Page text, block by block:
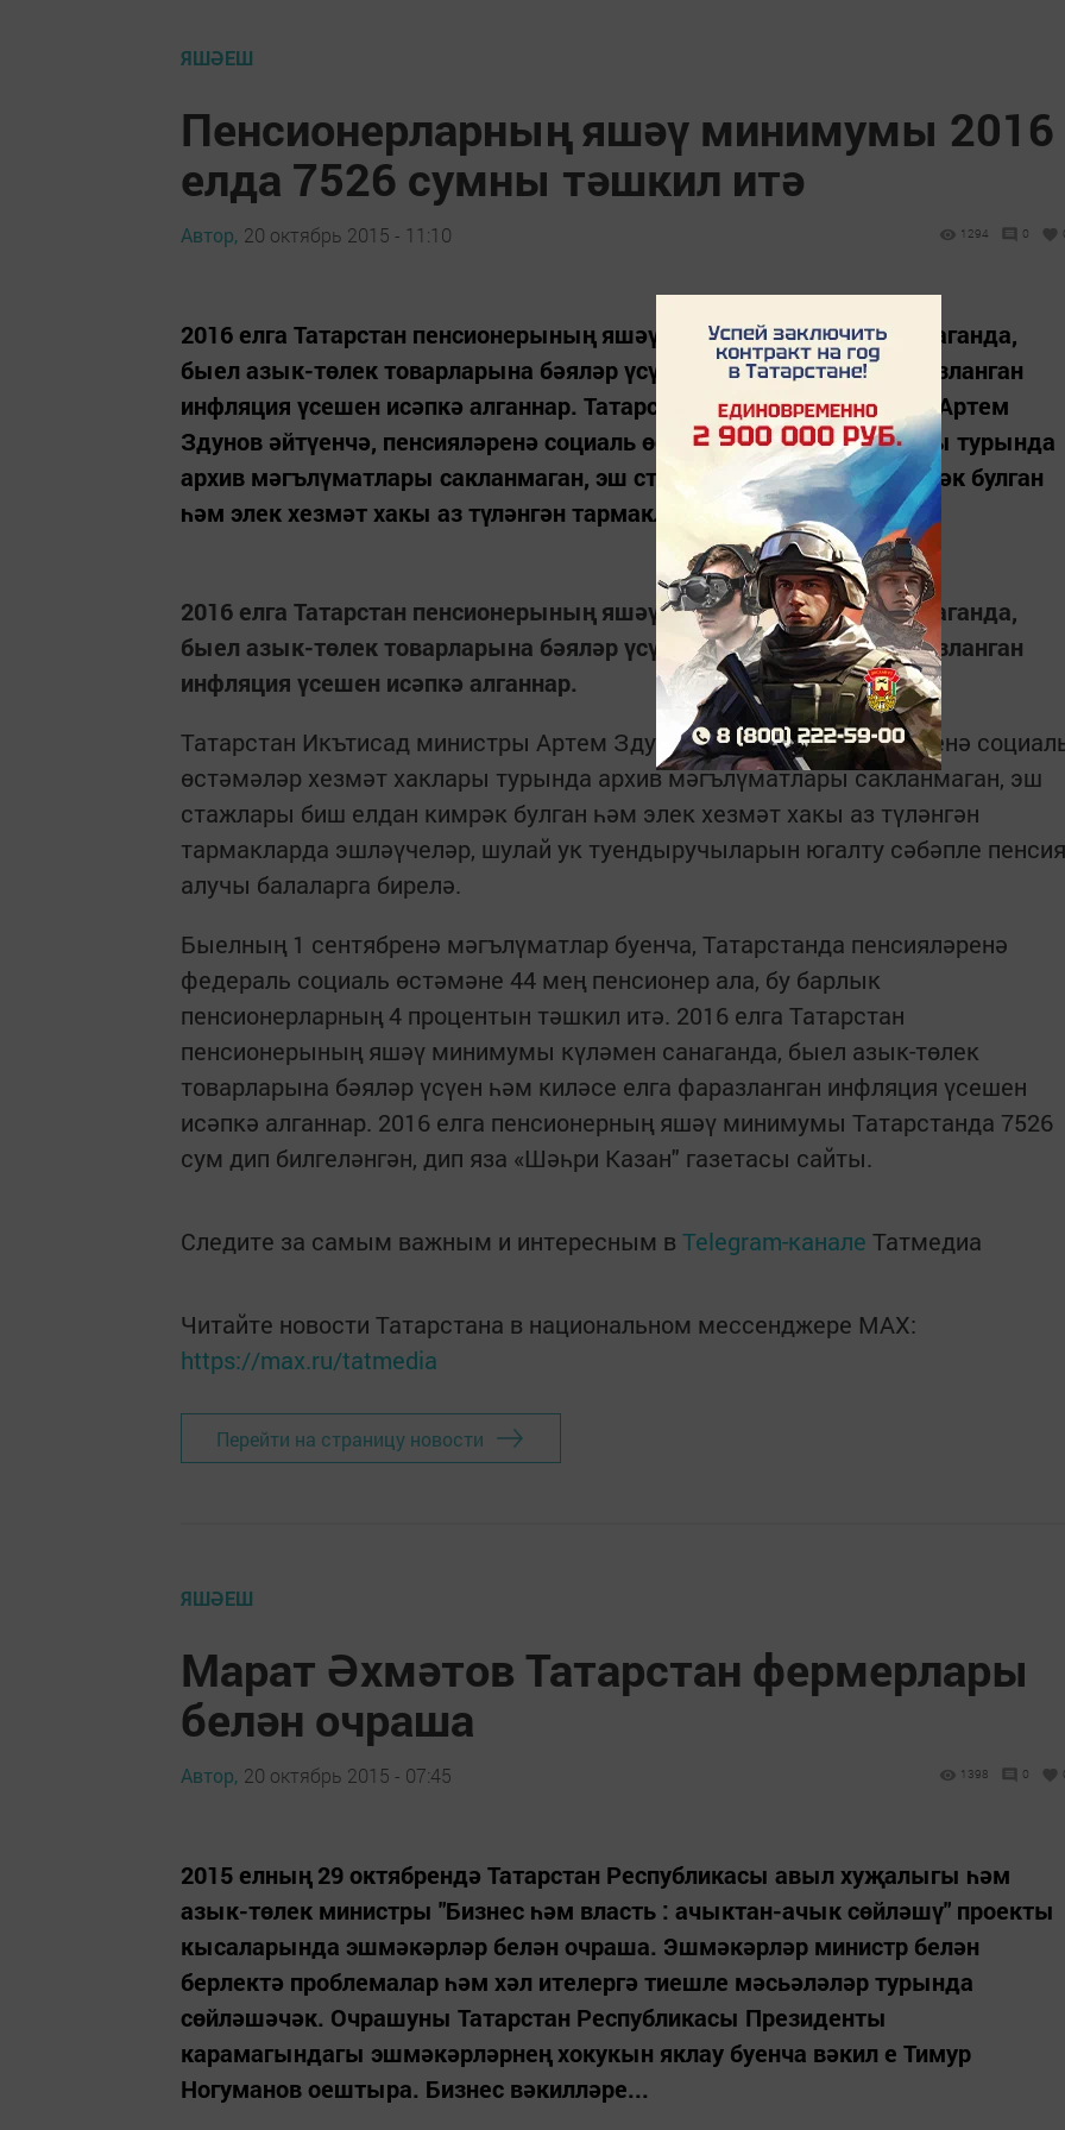
ЯШӘЕШ
Пенсионерларның яшәү минимумы 2016
елда 7526 сумны тәшкил итә
Автор, 20 октябрь 2015 - 11:10 1294 0
2016 елга Татарстан пенсионерының яшәү минимумы күләмен санаганда,
быел азык-төлек товарларына бәяләр үсүен һәм киләсе елга фаразланган
инфляция үсешен исәпкә алганнар. Татарстан Икътисад министры Артем
Здунов әйтүенчә, пенсияләренә социаль өстәмәләр хезмәт хаклары турында
архив мәгълүматлары сакланмаган, эш стажлары биш елдан кимрәк булган
һәм элек хезмәт хакы аз түләнгән тармакларда эшләүчеләр,...
2016 елга Татарстан пенсионерының яшәү минимумы күләмен санаганда,
быел азык-төлек товарларына бәяләр үсүен һәм киләсе елга фаразланган
инфляция үсешен исәпкә алганнар.
Татарстан Икътисад министры Артем Здунов әйтүенчә, пенсияләренә
өстәмәләр хезмәт хаклары турында архив мәгълүматлары сакланмаган, эш
стажлары биш елдан кимрәк булган һәм элек хезмәт хакы аз түләнгән
тармакларда эшләүчеләр, шулай ук туендыручыларын югалту сәбәпле пенсия
алучы балаларга бирелә.
Быелның 1 сентябренә мәгълүматлар буенча, Татарстанда пенсияләренә
федераль социаль өстәмәне 44 мең пенсионер ала, бу барлык
пенсионерларның 4 процентын тәшкил итә. 2016 елга Татарстан
пенсионерының яшәү минимумы күләмен санаганда, быел азык-төлек
товарларына бәяләр үсүен һәм киләсе елга фаразланган инфляция үсешен
исәпкә алганнар. 2016 елга пенсионерның яшәү минимумы Татарстанда 7526
сум дип билгеләнгән, дип яза «Шәһри Казан" газетасы сайты.
Следите за самым важным и интересным в Telegram-канале Татмедиа
Читайте новости Татарстана в национальном мессенджере MАХ:
https://max.ru/tatmedia
Перейти на страницу новости
ЯШӘЕШ
Марат Әхмәтов Татарстан фермерлары
белән очраша
Автор, 20 октябрь 2015 - 07:45 1398 0
2015 елның 29 октябрендә Татарстан Республикасы авыл хуҗалыгы һәм
азык-төлек министры "Бизнес һәм власть : ачыктан-ачык сөйләшү" проекты
кысаларында эшмәкәрләр белән очраша. Эшмәкәрләр министр белән
берлектә проблемалар һәм хәл ителергә тиешле мәсьәләләр турында
сөйләшәчәк. Очрашуны Татарстан Республикасы Президенты
карамагындагы эшмәкәрләрнең хокукын яклау буенча вәкил е Тимур
Ногуманов оештыра. Бизнес вәкилләре...